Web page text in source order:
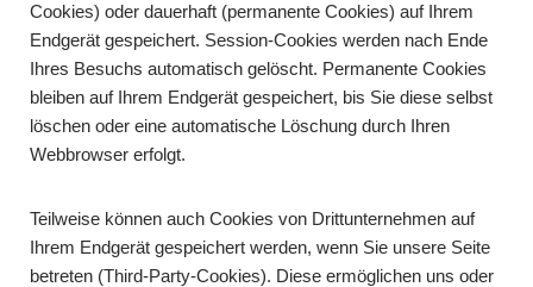
Cookies) oder dauerhaft (permanente Cookies) auf Ihrem
Endgerät gespeichert. Session-Cookies werden nach Ende
Ihres Besuchs automatisch gelöscht. Permanente Cookies
bleiben auf Ihrem Endgerät gespeichert, bis Sie diese selbst
löschen oder eine automatische Löschung durch Ihren
Webbrowser erfolgt.
Teilweise können auch Cookies von Drittunternehmen auf
Ihrem Endgerät gespeichert werden, wenn Sie unsere Seite
betreten (Third-Party-Cookies). Diese ermöglichen uns oder